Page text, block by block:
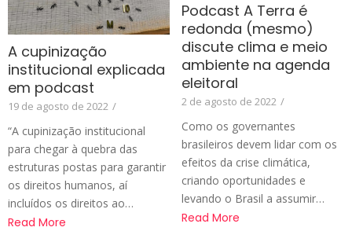
A cupinização
institucional explicada
em podcast
19 de agosto de 2022 /
“A cupinização institucional
para chegar à quebra das
estruturas postas para garantir
os direitos humanos, aí
incluídos os direitos ao…
Read More
Podcast A Terra é
redonda (mesmo)
discute clima e meio
ambiente na agenda
eleitoral
2 de agosto de 2022 /
Como os governantes
brasileiros devem lidar com os
efeitos da crise climática,
criando oportunidades e
levando o Brasil a assumir…
Read More